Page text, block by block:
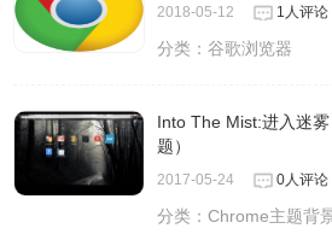
2018-05-12 1人评论
分类：谷歌浏览器
Into The Mist:进入迷
题）
2017-05-24 0人评论
分类：Chrome主题背